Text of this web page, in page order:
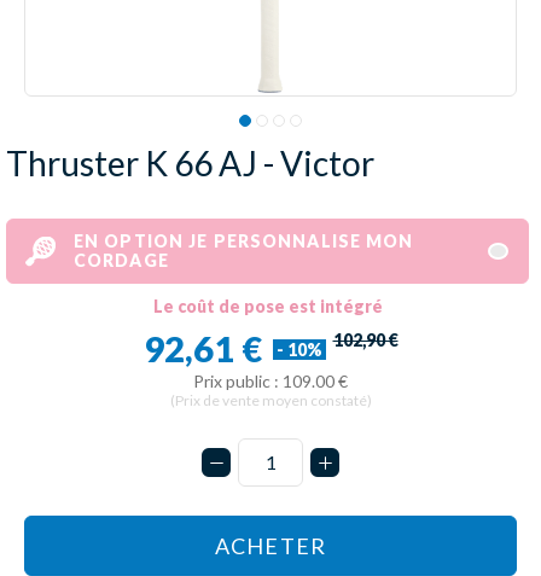
Thruster K 66 AJ - Victor
EN OPTION JE PERSONNALISE MON
CORDAGE
Le coût de pose est intégré
92,61 € - 10% 102,90 €
Prix public : 109.00 €
(Prix de vente moyen constaté)
ACHETER